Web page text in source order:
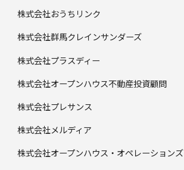
株式会社おうちリンク
株式会社群馬クレインサンダーズ
株式会社プラスディー
株式会社オープンハウス不動産投資顧問
株式会社プレサンス
株式会社メルディア
株式会社オープンハウス・オペレーションズ